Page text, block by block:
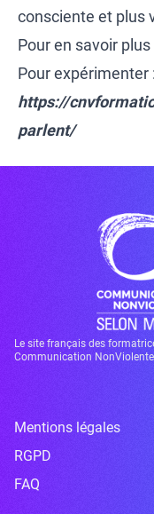
consciente et plus
Pour en savoir plus
Pour expérimenter :
https://
parlent/
Le site français des
Communication
Mentions légales
RGPD
FAQ